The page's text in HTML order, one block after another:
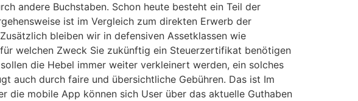
andere Buchstaben. Schon heute besteht ein Teil der
ist im Vergleich zum direkten Erwerb der
bleiben wir in defensiven Assetklassen wie
welchen Zweck Sie zukünftig ein Steuerzertifikat benötigen
die Hebel immer weiter verkleinert werden, ein solches
auch durch faire und übersichtliche Gebühren. Das ist Im
die mobile App können sich User über das aktuelle Guthaben